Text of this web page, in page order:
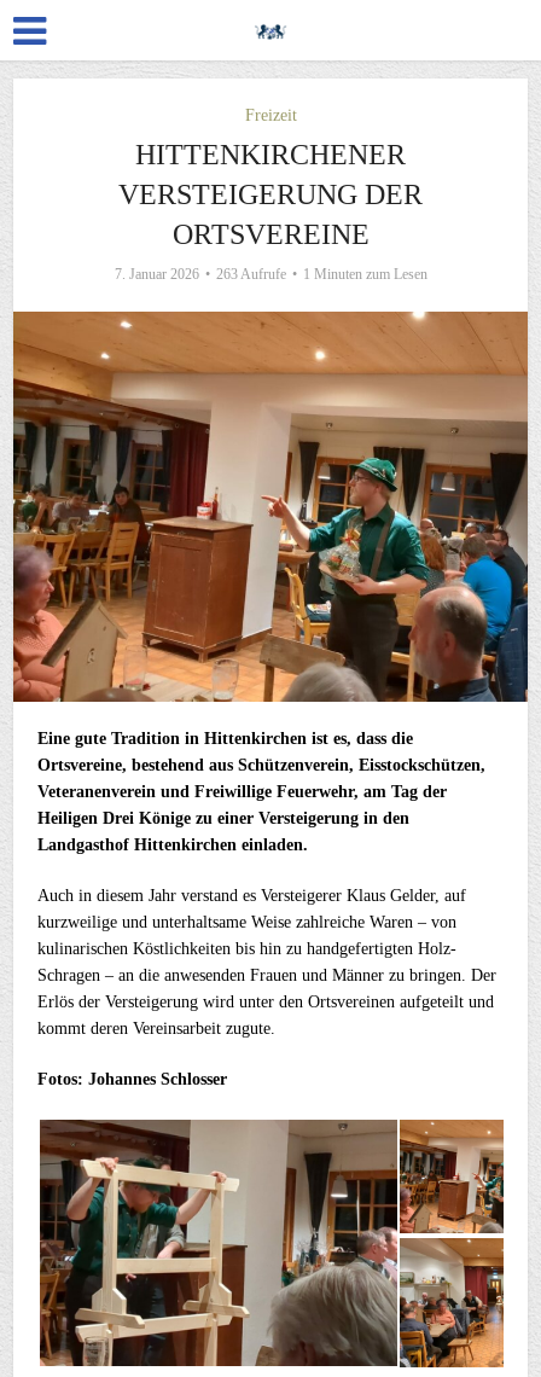
Freizeit
HITTENKIRCHENER
VERSTEIGERUNG DER
ORTSVEREINE
7. Januar 2026 263 Aufrufe 1 Minuten zum Lesen
Eine gute Tradition in Hittenkirchen ist es, dass die
Ortsvereine, bestehend aus Schützenverein, Eisstockschützen,
Veteranenverein und Freiwillige Feuerwehr, am Tag der
Heiligen Drei Könige zu einer Versteigerung in den
Landgasthof Hittenkirchen einladen.
Auch in diesem Jahr verstand es Versteigerer Klaus Gelder, auf
kurzweilige und unterhaltsame Weise zahlreiche Waren – von
kulinarischen Köstlichkeiten bis hin zu handgefertigten Holz-
Schragen – an die anwesenden Frauen und Männer zu bringen. Der
Erlös der Versteigerung wird unter den Ortsvereinen aufgeteilt und
kommt deren Vereinsarbeit zugute.
Fotos: Johannes Schlosser